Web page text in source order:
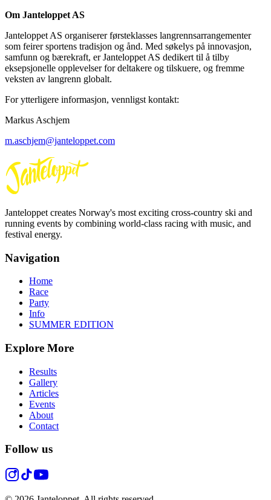
Om Janteloppet AS
Janteloppet AS organiserer førsteklasses langrennsarrangementer
som feirer sportens tradisjon og ånd. Med søkelys på innovasjon,
samfunn og bærekraft, er Janteloppet AS dedikert til å tilby
eksepsjonelle opplevelser for deltakere og tilskuere, og fremme
veksten av langrenn globalt.
For ytterligere informasjon, vennligst kontakt:
Markus Aschjem
m.aschjem@janteloppet.com
Janteloppet creates Norway's most exciting cross-country ski and
running events by combining world-class racing with music, and
festival energy.
Navigation
Home
Race
Party
Info
SUMMER EDITION
Explore More
Results
Gallery
Articles
Events
About
Contact
Follow us